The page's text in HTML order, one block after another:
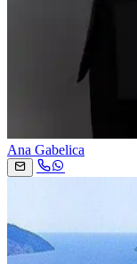
Ana Gabelica